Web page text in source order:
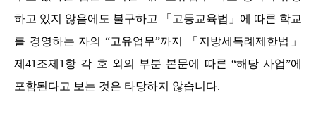
하고 있지 않음에도 불구하고
「 고등교육법 」 에 따른 학교
를 경영하는 자의 “고유업무”까지 「 지방세특례제한법 」
제 41 조제 1 항 각 호 외의 부분 본문에 따른 “해당 사업”에
포함된다고 보는 것은 타당하지 않습니다.